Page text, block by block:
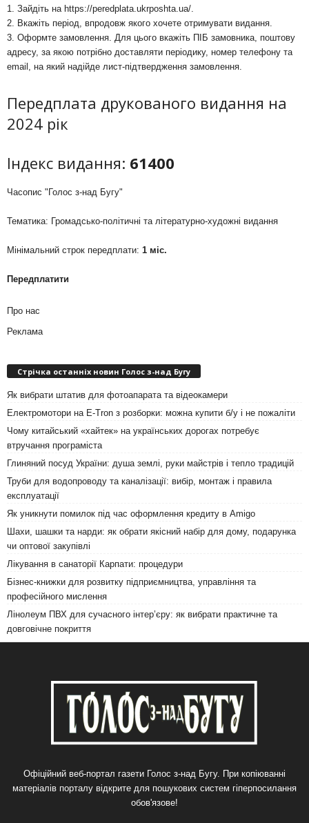
1. Зайдіть на https://peredplata.ukrposhta.ua/
2. Вкажіть період, впродовж якого хочете отримувати видання.
3. Оформте замовлення. Для цього вкажіть ПІБ замовника, поштову
адресу, за якою потрібно доставляти періодику, номер телефону та
email, на який надійде лист-підтвердження замовлення.
Передплата друкованого видання на
2024 рік
Індекс видання: 61400
Часопис "Голос з-над Бугу"
Тематика: Громадсько-політичні та літературно-художні видання
Мінімальний строк передплати: 1 міс.
Передплатити
Про нас
Реклама
Стрічка останніх новин Голос з-над Бугу
Як вибрати штатив для фотоапарата та відеокамери
Електромотори на E-Tron з розборки: можна купити б/у і не пожаліти
Чому китайський «хайтек» на українських дорогах потребує
втручання програміста
Глиняний посуд України: душа землі, руки майстрів і тепло традицій
Труби для водопроводу та каналізації: вибір, монтаж і правила
експлуатації
Як уникнути помилок під час оформлення кредиту в Amigo
Шахи, шашки та нарди: як обрати якісний набір для дому, подарунка
чи оптової закупівлі
Лікування в санаторії Карпати: процедури
Бізнес-книжки для розвитку підприємництва, управління та
професійного мислення
Лінолеум ПВХ для сучасного інтер’єру: як вибрати практичне та
довговічне покриття
Офіційний веб-портал газети Голос з-над Бугу. При копіюванні
матеріалів порталу відкрите для пошукових систем гіперпосилання
обов'язове!